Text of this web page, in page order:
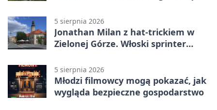
5 sierpnia 2026
Jonathan Milan z hat-trickiem w
Zielonej Górze. Włoski sprinter
5 sierpnia 2026
Młodzi filmowcy mogą pokazać, jak
wygląda bezpieczne gospodarstwo